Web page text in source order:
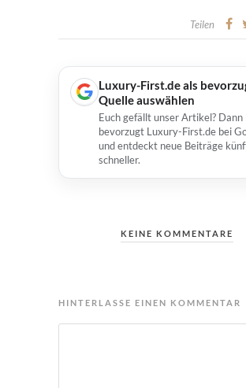
Teilen
Luxury-First.de als
Quelle auswählen
Euch gefällt unser Artikel? Dann
bevorzugt Luxury-First.de bei
und entdeckt neue Beiträge
schneller.
KEINE KOMMENTARE
HINTERLASSE EINEN KOMMENTAR